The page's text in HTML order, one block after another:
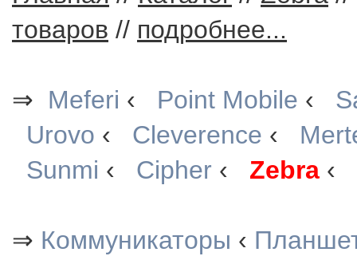
товаров // подробнее...
⇒ Meferi ‹ Point Mobile ‹
Urovo ‹ Cleverence ‹
Sunmi ‹ Cipher ‹ Zebra ‹
⇒ Коммуникаторы ‹